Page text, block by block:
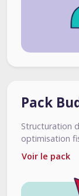
Pack
Structuration
optimisation
Voir le pack